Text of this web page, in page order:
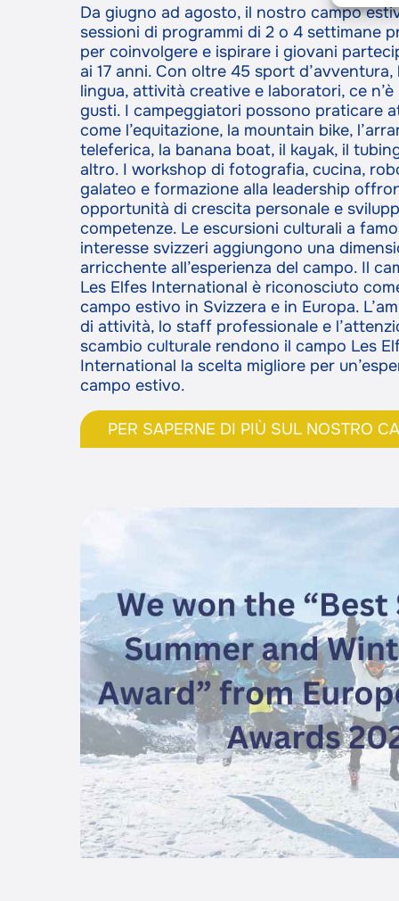
a
errori,
Da giugno ad agosto, il nostro campo
sessioni di programmi di 2 o 4 settimane
per coinvolgere e ispirare i giovani
ai 17 anni. Con oltre 45 sport d’avventura,
lingua, attività creative e laboratori, ce
gusti. I campeggiatori possono praticare
come l’equitazione, la mountain bike,
teleferica, la banana boat, il kayak, il
altro. I workshop di fotografia, cucina,
galateo e formazione alla leadership
opportunità di crescita personale e
competenze. Le escursioni culturali a
interesse svizzeri aggiungono una
arricchente all’esperienza del campo. Il
Les Elfes International è riconosciuto
campo estivo in Svizzera e in Europa.
di attività, lo staff professionale e
scambio culturale rendono il campo Les
International la scelta migliore per
campo estivo.
PER SAPERNE DI PIÙ SUL NOSTRO